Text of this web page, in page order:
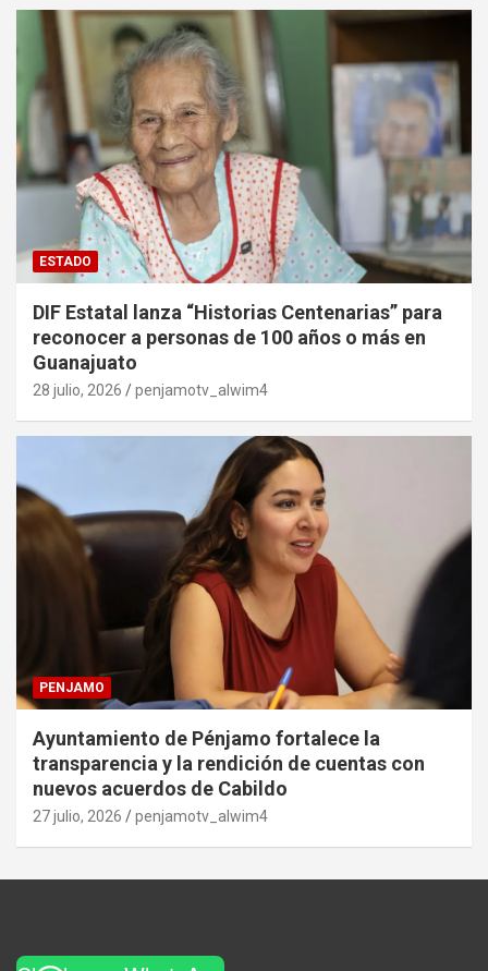
ESTADO
DIF Estatal lanza “Historias Centenarias” para
reconocer a personas de 100 años o más en
Guanajuato
28 julio, 2026 penjamotv_alwim4
PENJAMO
Ayuntamiento de Pénjamo fortalece la
transparencia y la rendición de cuentas con
nuevos acuerdos de Cabildo
27 julio, 2026 penjamotv_alwim4